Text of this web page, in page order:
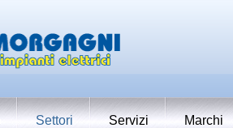
Settori Servizi Marchi